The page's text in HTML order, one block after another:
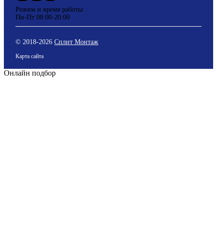
Режим и время работы:
Пн-Пт 08:00-20:00
© 2018-2026 Сплит Монтаж
Карта сайта
Онлайн подбор